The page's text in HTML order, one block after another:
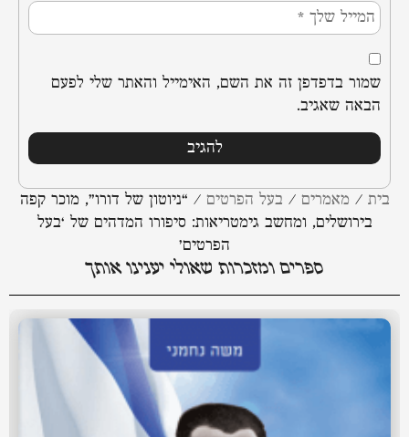
שמור בדפדפן זה את השם, האימייל והאתר שלי לפעם
הבאה שאגיב.
בית / מאמרים / בעל הפרטים / “ניוטון של דורו”, מוכר קפה
בירושלים, ומחשב גימטריאות: סיפורו המדהים של ‘בעל
הפרטים’
ספרים ומזכרות שאולי יענינו אותך